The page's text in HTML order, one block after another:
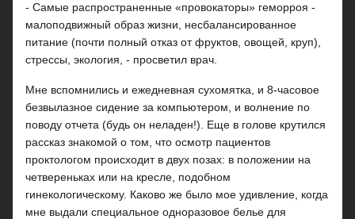
- Самые распространенные «провокаторы» геморроя -
малоподвижный образ жизни, несбалансированное
питание (почти полный отказ от фруктов, овощей, круп),
стрессы, экология, - просветил врач.
Мне вспомнились и ежедневная сухомятка, и 8-часовое
безвылазное сидение за компьютером, и волнение по
поводу отчета (будь он неладен!). Еще в голове крутился
рассказ знакомой о том, что осмотр пациентов
проктологом происходит в двух позах: в положении на
четвереньках или на кресле, подобном
гинекологическому. Каково же было мое удивление, когда
мне выдали специальное одноразовое белье для